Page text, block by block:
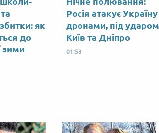
як
до
зими
Росія атакує Україну
дронами, під ударом
Київ та Дніпро
01:58